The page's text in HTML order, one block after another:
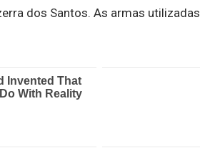
dos Santos. As armas